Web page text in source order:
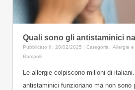
Quali sono gli antistaminici
Pubblicato il : 28/02/2025 | Categoria : Allergie
Rampolli
Le allergie colpiscono milioni di
antistaminici funzionano ma non sono